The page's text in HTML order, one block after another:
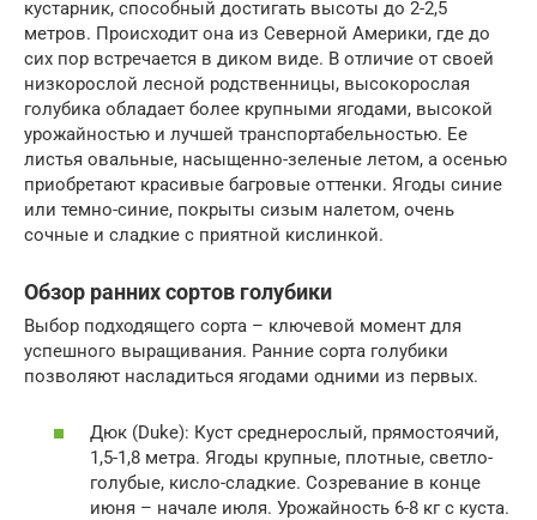
кустарник, способный достигать высоты до 2-2,5
метров. Происходит она из Северной Америки, где до
сих пор встречается в диком виде. В отличие от своей
низкорослой лесной родственницы, высокорослая
голубика обладает более крупными ягодами, высокой
урожайностью и лучшей транспортабельностью. Ее
листья овальные, насыщенно-зеленые летом, а осенью
приобретают красивые багровые оттенки. Ягоды синие
или темно-синие, покрыты сизым налетом, очень
сочные и сладкие с приятной кислинкой.
Обзор ранних сортов голубики
Выбор подходящего сорта – ключевой момент для
успешного выращивания. Ранние сорта голубики
позволяют насладиться ягодами одними из первых.
Дюк (Duke): Куст среднерослый, прямостоячий,
1,5-1,8 метра. Ягоды крупные, плотные, светло-
голубые, кисло-сладкие. Созревание в конце
июня – начале июля. Урожайность 6-8 кг с куста.